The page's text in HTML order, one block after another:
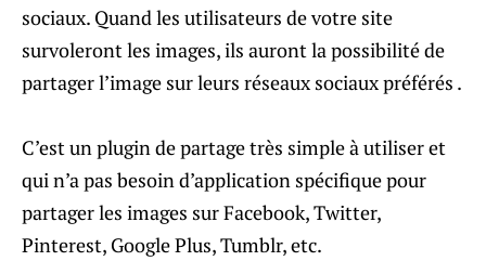
sociaux. Quand les utilisateurs de votre site
survoleront les images, ils auront la possibilité de
partager l’image sur leurs réseaux sociaux préférés .
C’est un plugin de partage très simple à utiliser et
qui n’a pas besoin d’application spécifique pour
partager les images sur Facebook, Twitter,
Pinterest, Google Plus, Tumblr, etc.